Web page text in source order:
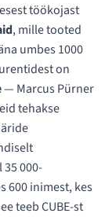
töökojast
, mille tooted
umbes 1000
on
— Marcus Pürner
tehakse
000-
600 inimest, kes
teeb CUBE-st